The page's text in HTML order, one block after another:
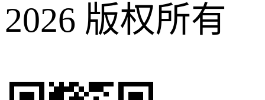
2026 版权所有